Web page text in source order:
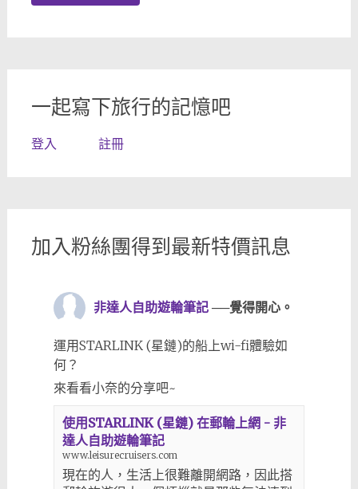
一起寫下旅行的記憶吧
登入 註冊
加入粉絲團得到最新特價訊息
非達人自助遊輪筆記 ──覺得開心。
運用STARLINK (星鏈)的船上wi-fi體驗如
何？
來看看小奈的分享吧~
使用STARLINK (星鏈) 在郵輪上網 - 非
達人自助遊輪筆記
www.leisurecruisers.com
現在的人，生活上很難離開網路，因此搭